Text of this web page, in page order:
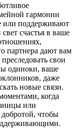
гармонии
или поддерживают
счастья в ваше
партнера дают вам
свои
одиноки, ваше
даже
новые связи.
когда
или
чтобы